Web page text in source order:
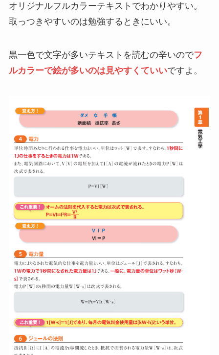
オリジナルフルカラーテキストでわかりやすい。
取っつきやすいのは勉強するときにいい。
黒一色で文字が多いテキストを読むの辛いのでフ
ルカラーで絵が多いのは見やすくていいですよ。